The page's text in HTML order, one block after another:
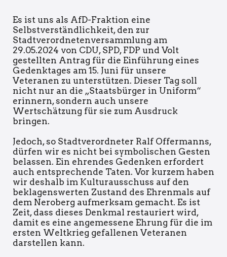
Es ist uns als AfD-Fraktion eine
Selbstverständlichkeit, den zur
Stadtverordnetenversammlung am
29.05.2024 von CDU, SPD, FDP und Volt
gestellten Antrag für die Einführung eines
Gedenktages am 15. Juni für unsere
Veteranen zu unterstützen. Dieser Tag soll
nicht nur an die „Staatsbürger in Uniform“
erinnern, sondern auch unsere
Wertschätzung für sie zum Ausdruck
bringen.
Jedoch, so Stadtverordneter Ralf Offermanns,
dürfen wir es nicht bei symbolischen Gesten
belassen. Ein ehrendes Gedenken erfordert
auch entsprechende Taten. Vor kurzem haben
wir deshalb im Kulturausschuss auf den
beklagenswerten Zustand des Ehrenmals auf
dem Neroberg aufmerksam gemacht. Es ist
Zeit, dass dieses Denkmal restauriert wird,
damit es eine angemessene Ehrung für die im
ersten Weltkrieg gefallenen Veteranen
darstellen kann.